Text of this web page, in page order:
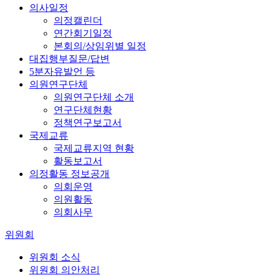
의사일정
의정캘린더
연간회기일정
본회의/상임위별 일정
대집행부질문/답변
5분자유발언 등
의원연구단체
의원연구단체 소개
연구단체현황
정책연구보고서
국제교류
국제교류지역 현황
활동보고서
의정활동 정보공개
의회운영
의원활동
의회사무
위원회
위원회 소식
위원회 의안처리